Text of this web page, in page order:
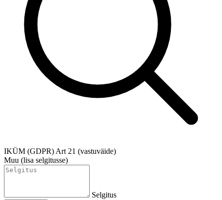
IKÜM (GDPR) Art 21 (vastuväide)
Muu (lisa selgitusse)
Selgitus